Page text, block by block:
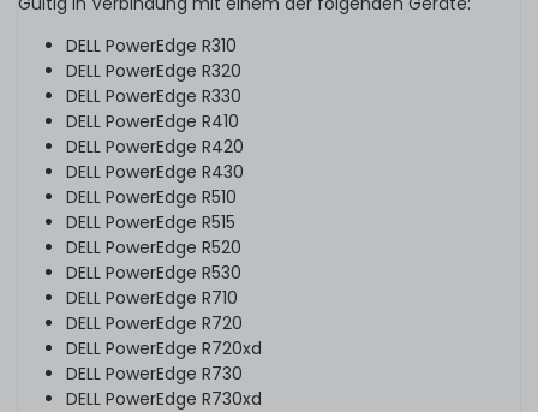
DELL PowerEdge R310
DELL PowerEdge R320
DELL PowerEdge R330
DELL PowerEdge R410
DELL PowerEdge R420
DELL PowerEdge R430
DELL PowerEdge R510
DELL PowerEdge R515
DELL PowerEdge R520
DELL PowerEdge R530
DELL PowerEdge R710
DELL PowerEdge R720
DELL PowerEdge R720xd
DELL PowerEdge R730
DELL PowerEdge R730xd